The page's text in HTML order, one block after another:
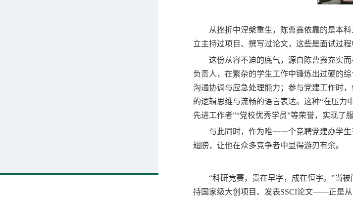
从挫折中涅槃重生，陈曹鑫依靠的是本
立主持过项目、撰写过论文，这些是面试过程
这份从容不迫的底气，源自 陈曹鑫充实而
负责人，在繁杂的学生工作中锤炼出过硬的
沟通协调与应急处理能力；参与党建工作时
的逻辑思维与流畅的语言表达。这种“在压力
先进工作者”“党校优秀学员”等荣誉，实现了
与此同时，作为唯一一个竞聘党建办学
翅膀，让他在众多竞争者中显得游刃有余。
“科研竞赛，贵在早字，成在恒字。”当
持国家级大创项目、发表SSCI论文——正是